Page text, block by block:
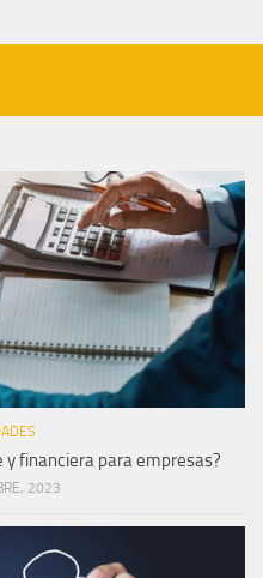
financiera para empresas?
2023